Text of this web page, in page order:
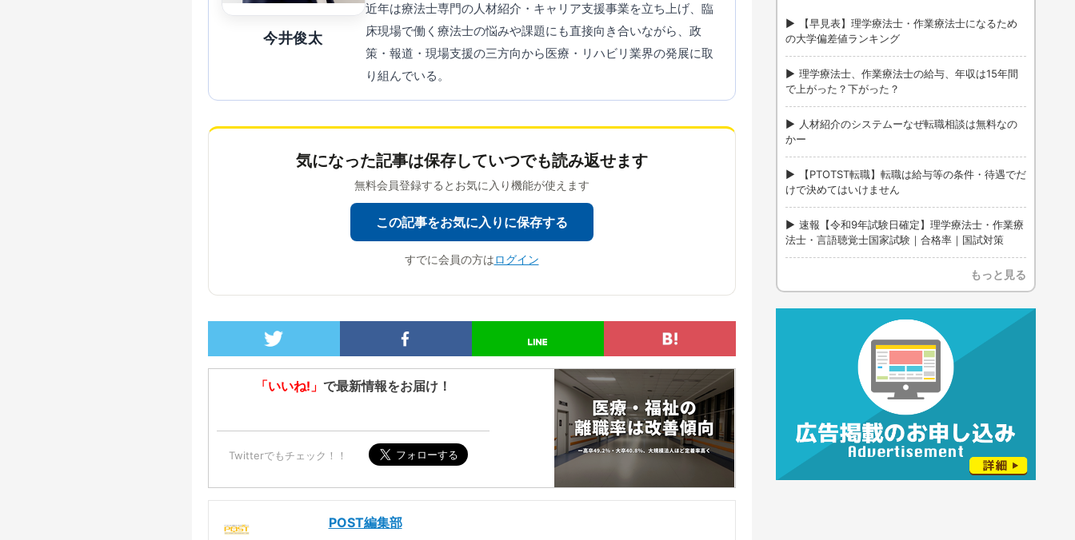
今井俊太
近年は療法士専門の人材紹介・キャリア支援事業を立ち上げ、臨
床現場で働く療法士の悩みや課題にも直接向き合いながら、政
策・報道・現場支援の三方向から医療・リハビリ業界の発展に取
り組んでいる。
気になった記事は保存していつでも読み返せます
無料会員登録するとお気に入り機能が使えます
この記事をお気に入りに保存する
すでに会員の方はログイン
「いいね!」 で最新情報をお届け！
Twitterでもチェック！！
POST編集部
【早見表】理学療法士・作業療法士になるため
の大学偏差値ランキング
理学療法士、作業療法士の給与、年収は15年間
で上がった？下がった？
人材紹介のシステムーなぜ転職相談は無料なの
かー
【PTOTST転職】転職は給与等の条件・待遇でだ
けで決めてはいけません
速報【令和9年試験日確定】理学療法士・作業療
法士・言語聴覚士国家試験｜合格率｜国試対策
もっと見る